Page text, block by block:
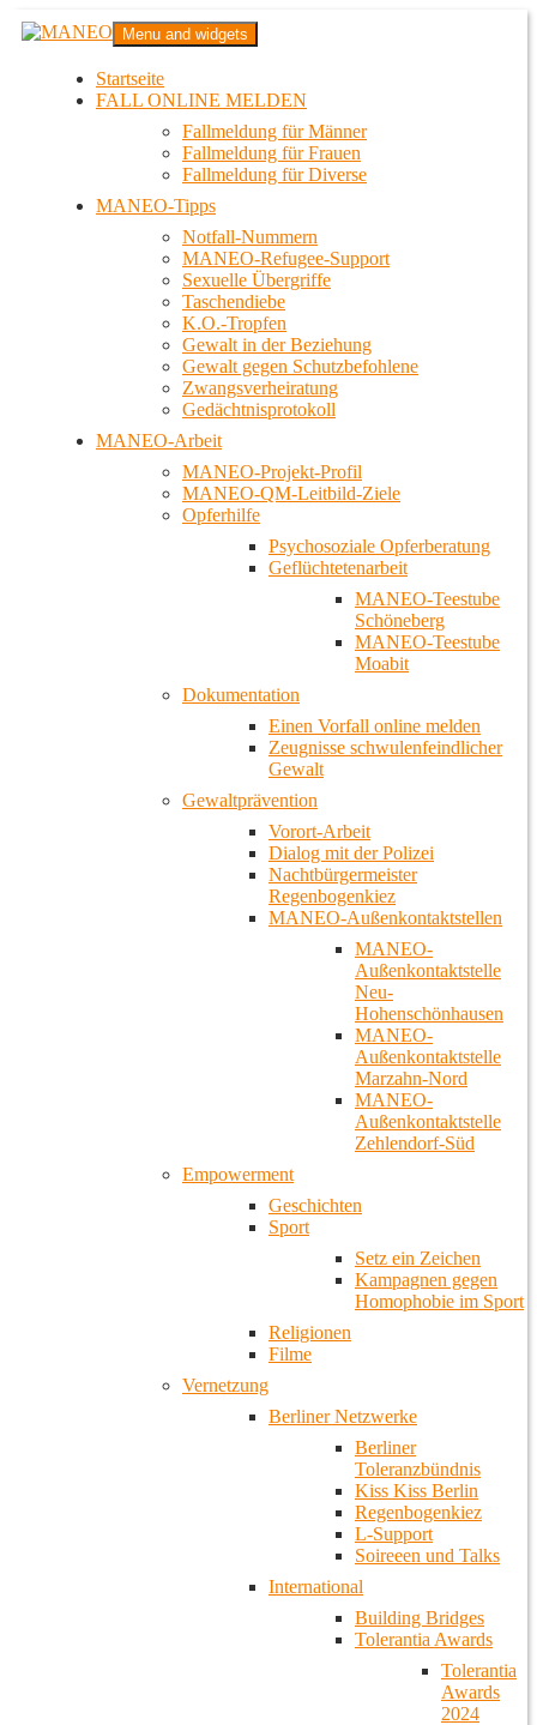
Zum
InhaltMANEO
Das schwule Anti-Gewalt-Projekt in Berlin
Menu and widgets
Startseite
FALL ONLINE MELDEN
Fallmeldung für Männer
Fallmeldung für Frauen
Fallmeldung für Diverse
MANEO-Tipps
Notfall-Nummern
MANEO-Refugee-Support
Sexuelle Übergriffe
Taschendiebe
K.O.-Tropfen
Gewalt in der Beziehung
Gewalt gegen Schutzbefohlene
Zwangsverheiratung
Gedächtnisprotokoll
MANEO-Arbeit
MANEO-Projekt-Profil
MANEO-QM-Leitbild-Ziele
Opferhilfe
Psychosoziale Opferberatung
Geflüchtetenarbeit
MANEO-Teestube
Schöneberg
MANEO-Teestube
Moabit
Dokumentation
Einen Vorfall online melden
Zeugnisse schwulenfeindlicher
Gewalt
Gewaltprävention
Vorort-Arbeit
Dialog mit der Polizei
Nachtbürgermeister
Regenbogenkiez
MANEO-Außenkontaktstellen
MANEO-
Außenkontaktstelle
Neu-
Hohenschönhausen
MANEO-
Außenkontaktstelle
Marzahn-Nord
MANEO-
Außenkontaktstelle
Zehlendorf-Süd
Empowerment
Geschichten
Sport
Setz ein Zeichen
Kampagnen gegen
Homophobie im Sport
Religionen
Filme
Vernetzung
Berliner Netzwerke
Berliner
Toleranzbündnis
Kiss Kiss Berlin
Regenbogenkiez
L-Support
Soireeen und Talks
International
Building Bridges
Tolerantia Awards
Tolerantia
Awards
2024